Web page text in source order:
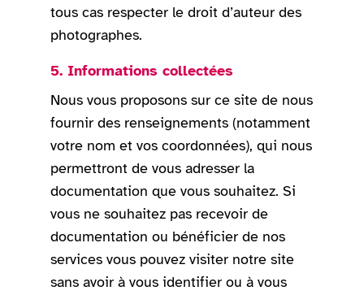
tous cas respecter le droit d’auteur des
photographes.
5. Informations collectées
Nous vous proposons sur ce site de nous
fournir des renseignements (notamment
votre nom et vos coordonnées), qui nous
permettront de vous adresser la
documentation que vous souhaitez. Si
vous ne souhaitez pas recevoir de
documentation ou bénéficier de nos
services vous pouvez visiter notre site
sans avoir à vous identifier ou à vous